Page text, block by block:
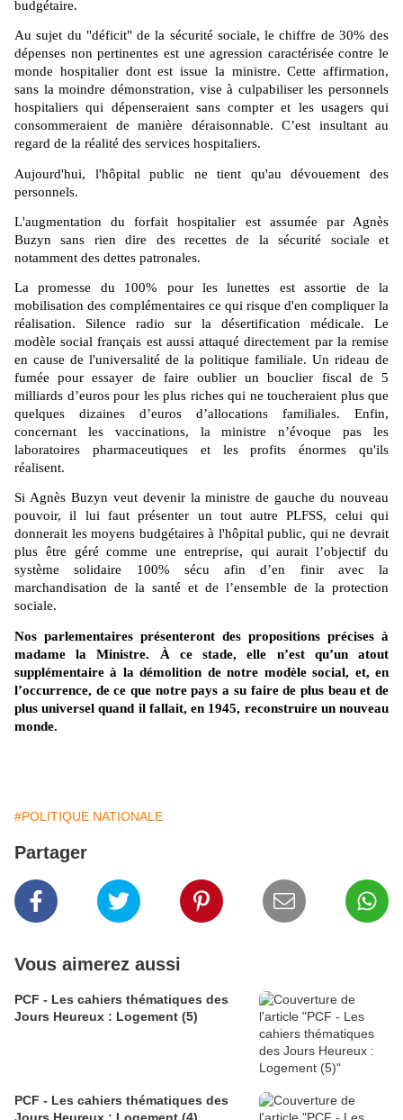
budgétaire.
Au sujet du "déficit" de la sécurité sociale, le chiffre de 30% des
dépenses non pertinentes est une agression caractérisée contre le
monde hospitalier dont est issue la ministre. Cette affirmation,
sans la moindre démonstration, vise à culpabiliser les personnels
hospitaliers qui dépenseraient sans compter et les usagers qui
consommeraient de manière déraisonnable. C’est insultant au
regard de la réalité des services hospitaliers.
Aujourd'hui, l'hôpital public ne tient qu'au dévouement des
personnels.
L'augmentation du forfait hospitalier est assumée par Agnès
Buzyn sans rien dire des recettes de la sécurité sociale et
notamment des dettes patronales.
La promesse du 100% pour les lunettes est assortie de la
mobilisation des complémentaires ce qui risque d'en compliquer la
réalisation. Silence radio sur la désertification médicale. Le
modèle social français est aussi attaqué directement par la remise
en cause de l'universalité de la politique familiale. Un rideau de
fumée pour essayer de faire oublier un bouclier fiscal de 5
milliards d’euros pour les plus riches qui ne toucheraient plus que
quelques dizaines d’euros d’allocations familiales. Enfin,
concernant les vaccinations, la ministre n’évoque pas les
laboratoires pharmaceutiques et les profits énormes qu'ils
réalisent.
Si Agnès Buzyn veut devenir la ministre de gauche du nouveau
pouvoir, il lui faut présenter un tout autre PLFSS, celui qui
donnerait les moyens budgétaires à l'hôpital public, qui ne devrait
plus être géré comme une entreprise, qui aurait l’objectif du
système solidaire 100% sécu afin d’en finir avec la
marchandisation de la santé et de l’ensemble de la protection
sociale.
Nos parlementaires présenteront des propositions précises à
madame la Ministre. À ce stade, elle n’est qu’un atout
supplémentaire à la démolition de notre modèle social, et, en
l’occurrence, de ce que notre pays a su faire de plus beau et de
plus universel quand il fallait, en 1945, reconstruire un nouveau
monde.
#POLITIQUE NATIONALE
Partager
Vous aimerez aussi
PCF - Les cahiers thématiques des
Jours Heureux : Logement (5)
PCF - Les cahiers thématiques des